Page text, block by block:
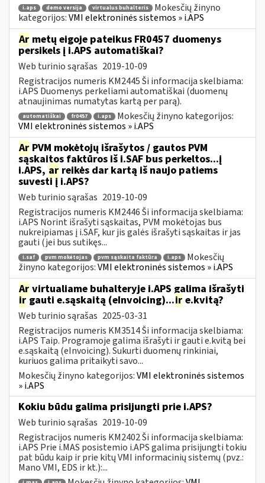
i.aps demo versija virtualus buhalteris
Mokesčių žinyno
kategorijos:VMI elektroninės sistemos » i.APS
Ar metų eigoje pateikus FR0457 duomenys
persikels į i.APS automatiškai?
Web turinio sąrašas 2019-10-09
Registracijos numeris KM2445 Ši informacija skelbiama:
i.APS Duomenys perkeliami automatiškai (duomenų
atnaujinimas numatytas kartą per parą).
automatiškai fr0457 i.aps
Mokesčių žinyno kategorijos:
VMI elektroninės sistemos » i.APS
Ar PVM mokėtojų išrašytos / gautos PVM
sąskaitos faktūros iš i.SAF bus perkeltos...į
i.APS, ar reikės dar kartą iš naujo patiems
suvesti į i.APS?
Web turinio sąrašas 2019-10-09
Registracijos numeris KM2446 Ši informacija skelbiama:
i.APS Norint išrašyti sąskaitas, PVM mokėtojas bus
nukreipiamas į i.SAF, kur jis galės išrašyti sąskaitas ir jas
gauti (jei bus sutikęs...
i.saf pvm mokėtojas pvm sąskaita faktūra i.aps
Mokesčių
žinyno kategorijos:VMI elektroninės sistemos » i.APS
Ar virtualiame buhalteryje i.APS galima išrašyti
irgauti e.sąskaitą (eInvoicing)...ir e.kvitą?
Web turinio sąrašas 2025-03-31
Registracijos numeris KM3514 Ši informacija skelbiama:
i.APS Taip. Programoje galima išrašyti ir gauti e.kvitą bei
e.sąskaitą (eInvoicing). Sukurti duomenų rinkiniai,
kuriuos galima pritaikyti savo...
Mokesčių žinyno kategorijos:VMI elektroninės sistemos
» i.APS
Kokiu būdu galima prisijungti prie i.APS?
Web turinio sąrašas 2019-10-09
Registracijos numeris KM2402 Ši informacija skelbiama:
i.APS Prie i.MAS posistemio i.APS galima prisijungti tokiu
pat būdu kaip ir prie kitų VMI informacinių sistemų (pvz.:
Mano VMI, EDS ir kt.):...